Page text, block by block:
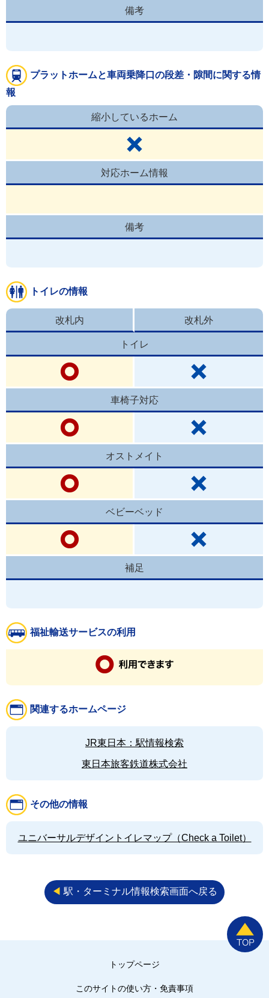
備考
プラットホームと車両乗降口の段差・隙間に関する情
報
縮小しているホーム
対応ホーム情報
備考
トイレの情報
改札内 改札外
トイレ
車椅子対応
オストメイト
ベビーベッド
補足
福祉輸送サービスの利用
関連するホームページ
JR東日本：駅情報検索
東日本旅客鉄道株式会社
その他の情報
ユニバーサルデザイントイレマップ（Check a Toilet）
◀︎ 駅・ターミナル情報検索画面へ戻る
トップページ
このサイトの使い方・免責事項